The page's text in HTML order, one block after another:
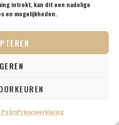
intrekt, kan dit een nadelige
en mogelijkheden.
PolicyPrivacyverklaring